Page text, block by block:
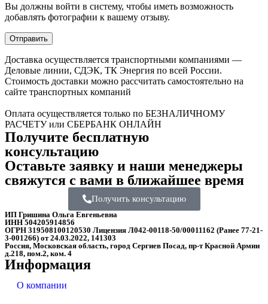
Вы должны войти в систему, чтобы иметь возможность
добавлять фотографии к вашему отзыву.
Доставка осуществляется транспортными компаниями —
Деловые линии, СДЭК, ТК Энергия по всей России.
Стоимость доставки можно рассчитать самостоятельно на
сайте транспортных компаний
Оплата осуществляется только по БЕЗНАЛИЧНОМУ
РАСЧЕТУ или СБЕРБАНК ОНЛАЙН
Получите бесплатную
консультацию
Оставьте заявку и наши менеджеры
свяжутся с вами в ближайшее время
Получить консультацию
ИП Гришина Ольга Евгеньевна
ИНН 504205914856
ОГРН 319508100120530 Лицензия Л042-00118-50/00011162 (Ранее 77-21-
3-001266) от 24.03.2022, 141303
Россия, Московская область, город Сергиев Посад, пр-т Красной Армии
д.218, пом.2, ком. 4
Информация
О компании